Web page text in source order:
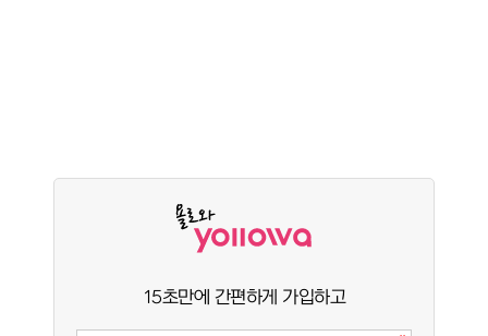
15초만에 간편하게 가입하고